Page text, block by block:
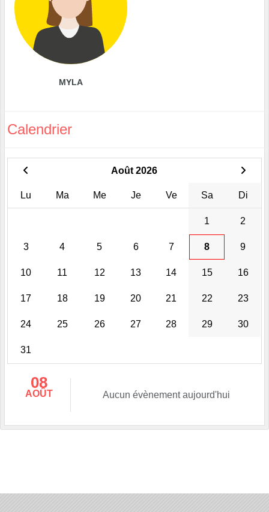
MYLA
Calendrier
Août 2026
Lu Ma Me Je Ve Sa Di
1 2
3 4 5 6 7 8 9
10 11 12 13 14 15 16
17 18 19 20 21 22 23
24 25 26 27 28 29 30
31
08
AOÛT Aucun évènement aujourd'hui